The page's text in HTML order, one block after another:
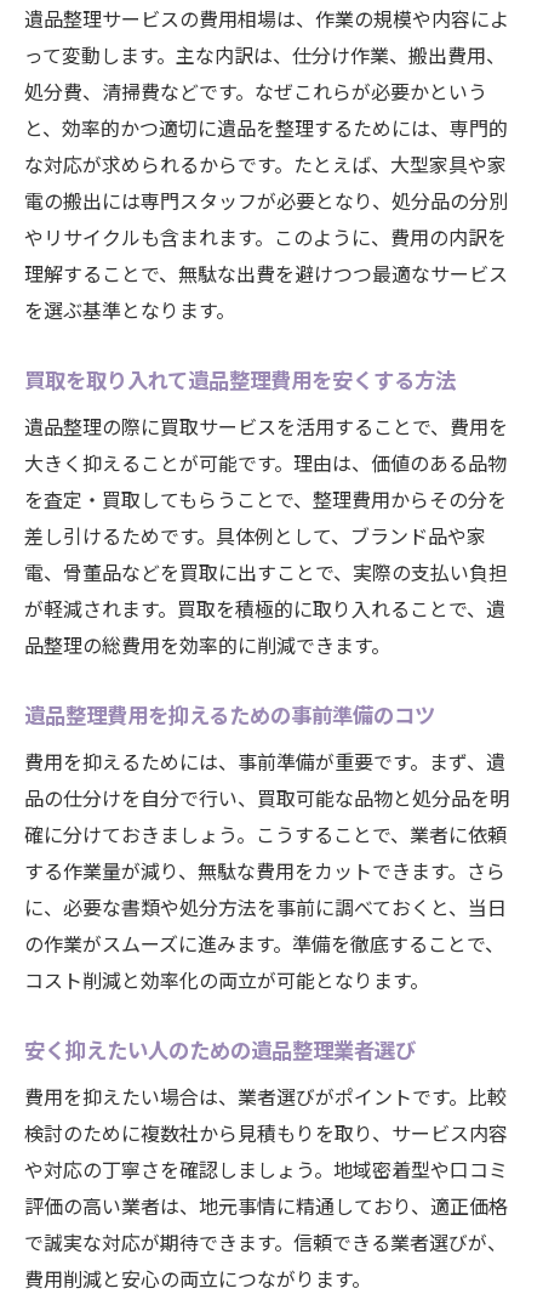
遺品整理サービスの費用相場は、作業の規模や内容によ
って変動します。主な内訳は、仕分け作業、搬出費用、
処分費、清掃費などです。なぜこれらが必要かという
と、効率的かつ適切に遺品を整理するためには、専門的
な対応が求められるからです。たとえば、大型家具や家
電の搬出には専門スタッフが必要となり、処分品の分別
やリサイクルも含まれます。このように、費用の内訳を
理解することで、無駄な出費を避けつつ最適なサービス
を選ぶ基準となります。
買取を取り入れて遺品整理費用を安くする方法
遺品整理の際に買取サービスを活用することで、費用を
大きく抑えることが可能です。理由は、価値のある品物
を査定・買取してもらうことで、整理費用からその分を
差し引けるためです。具体例として、ブランド品や家
電、骨董品などを買取に出すことで、実際の支払い負担
が軽減されます。買取を積極的に取り入れることで、遺
品整理の総費用を効率的に削減できます。
遺品整理費用を抑えるための事前準備のコツ
費用を抑えるためには、事前準備が重要です。まず、遺
品の仕分けを自分で行い、買取可能な品物と処分品を明
確に分けておきましょう。こうすることで、業者に依頼
する作業量が減り、無駄な費用をカットできます。さら
に、必要な書類や処分方法を事前に調べておくと、当日
の作業がスムーズに進みます。準備を徹底することで、
コスト削減と効率化の両立が可能となります。
安く抑えたい人のための遺品整理業者選び
費用を抑えたい場合は、業者選びがポイントです。比較
検討のために複数社から見積もりを取り、サービス内容
や対応の丁寧さを確認しましょう。地域密着型や口コミ
評価の高い業者は、地元事情に精通しており、適正価格
で誠実な対応が期待できます。信頼できる業者選びが、
費用削減と安心の両立につながります。